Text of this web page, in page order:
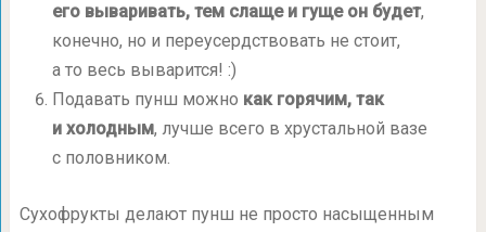
его вываривать, тем слаще и гуще он будет,
конечно, но и переусердствовать не стоит,
а то весь выварится! :)
Подавать пунш можно как горячим, так
и холодным, лучше всего в хрустальной вазе
с половником.
Сухофрукты делают пунш не просто насыщенным